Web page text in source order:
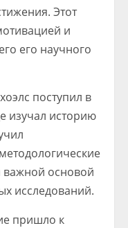
Этот
и
его научного
поступил в
изучал историю
важной основой
исследований.
пришло к